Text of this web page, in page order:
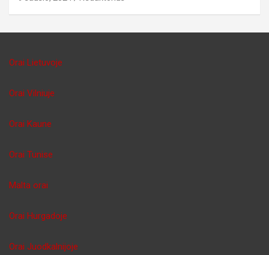
Orai Lietuvoje
Orai Vilniuje
Orai Kaune
Orai Tunise
Malta orai
Orai Hurgadoje
Orai Juodkalnijoje